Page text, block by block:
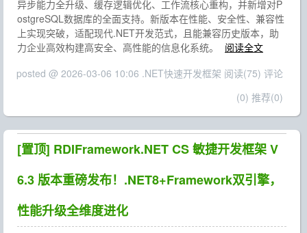
异步能力全升级、缓存逻辑优化、工作流核心重构，并新增对P
ostgreSQL数据库的全面支持。新版本在性能、安全性、兼容性
上实现突破，适配现代.NET开发范式，且能兼容历史版本，助
力企业高效构建高安全、高性能的信息化系统。
阅读全文
posted @ 2026-03-06 10:06 .NET快速开发框架 阅读(75) 评论
(0) 推荐(0)
[置顶] RDIFramework.NET CS 敏捷开发框架 V
6.3 版本重磅发布！.NET8+Framework双引擎，
性能升级全维度进化